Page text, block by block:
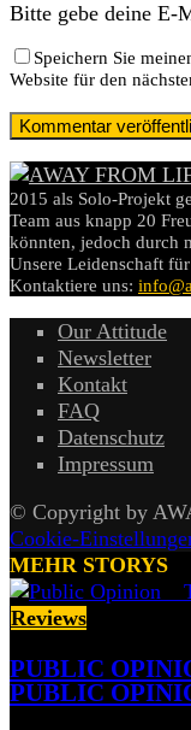
Bitte gebe deine E-
Speichern Sie
Website für den
2015 als Solo-Projekt
Team aus knapp 20
könnten, jedoch durch
Unsere Leidenschaft
Kontaktiere uns:
Our Attitude
Newsletter
Kontakt
FAQ
Datenschutz
Impressum
© Copyright by
Cookie-
MEHR STORYS
Reviews
PUBLIC
PUBLIC